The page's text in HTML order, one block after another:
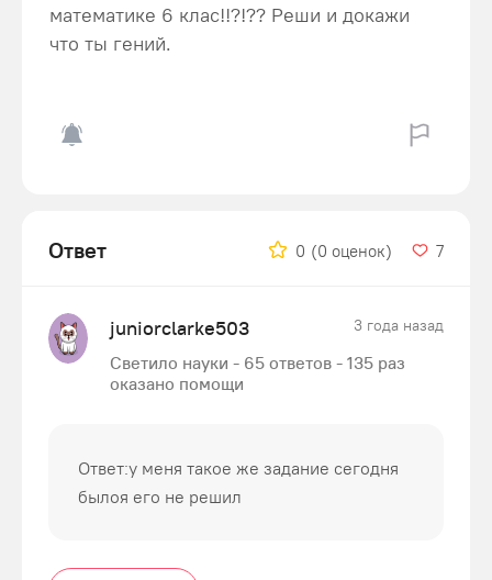
математике 6 клас!!?!?? Реши и докажи
что ты гений.
Ответ 0 (0 оценок) 7
juniorclarke503 3 года назад
Светило науки - 65 ответов - 135 раз
оказано помощи
Ответ:у меня такое же задание сегодня
былоя его не решил